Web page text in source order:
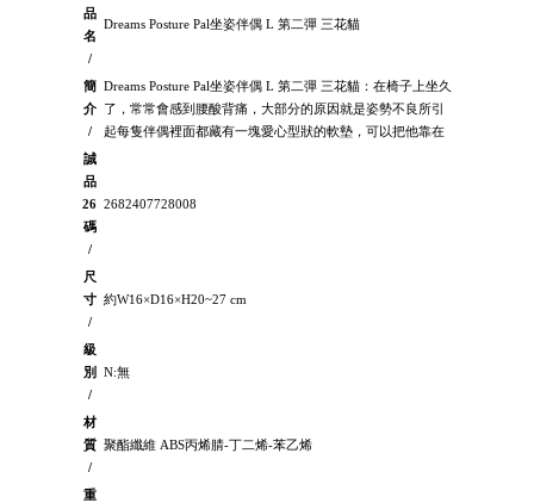
品
名
/
Dreams Posture Pal坐姿伴偶 L 第二彈 三花貓
簡
介
/
Dreams Posture Pal坐姿伴偶 L 第二彈 三花貓：在椅子上坐久
了，常常會感到腰酸背痛，大部分的原因就是姿勢不良所引
起每隻伴偶裡面都藏有一塊愛心型狀的軟墊，可以把他靠在
誠
品
26
碼
/
2682407728008
尺
寸
/
約W16×D16×H20~27 cm
級
別
/
N:無
材
質
/
聚酯纖維 ABS丙烯腈-丁二烯-苯乙烯
重